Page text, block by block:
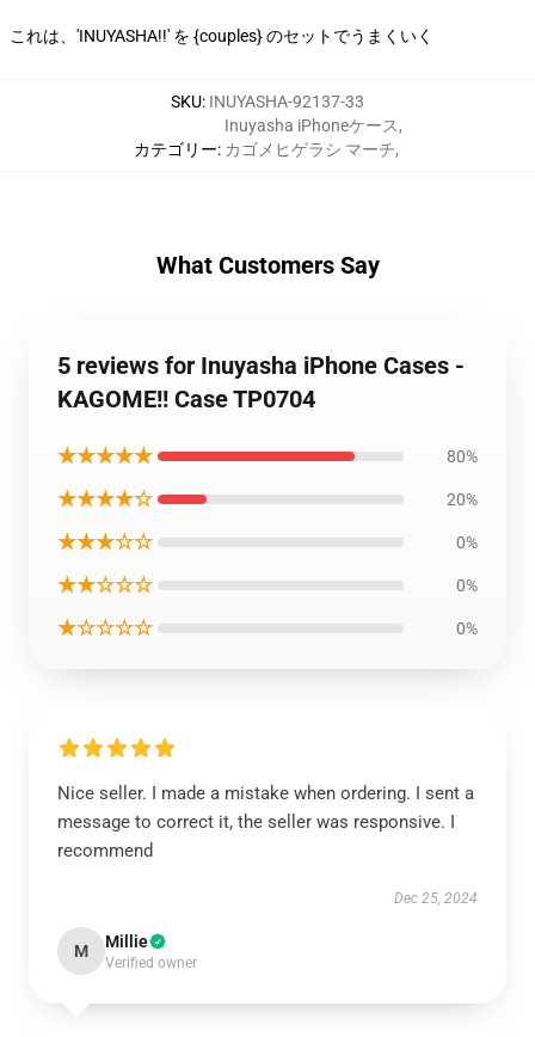
これは、'INUYASHA!!' を {couples} のセットでうまくいく
SKU: INUYASHA-92137-33
カテゴリー:
Inuyasha iPhoneケース,
カゴメヒゲラシ マーチ,
What Customers Say
5 reviews for Inuyasha iPhone Cases -
KAGOME!! Case TP0704
★★★★★ 80%
★★★★☆ 20%
★★★☆☆ 0%
★★☆☆☆ 0%
★☆☆☆☆ 0%
Nice seller. I made a mistake when ordering. I sent a
message to correct it, the seller was responsive. I
recommend
Dec 25, 2024
M Millie
Verified owner